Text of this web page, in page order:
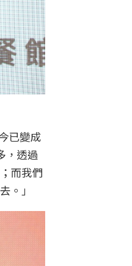
已變成
，透過
而我們
。」